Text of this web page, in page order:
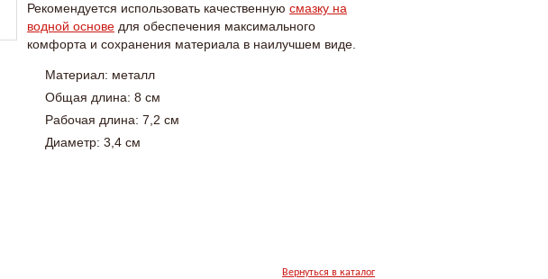
Рекомендуется использовать качественную смазку на
водной основе для обеспечения максимального
комфорта и сохранения материала в наилучшем виде.
Материал: металл
Общая длина: 8 см
Рабочая длина: 7,2 см
Диаметр: 3,4 см
Вернуться в каталог